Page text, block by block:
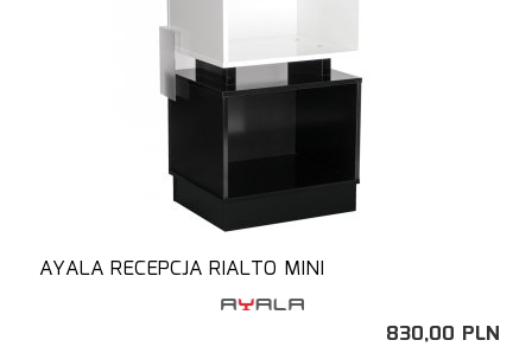
AYALA RECEPCJA RIALTO MINI
830,00 PLN